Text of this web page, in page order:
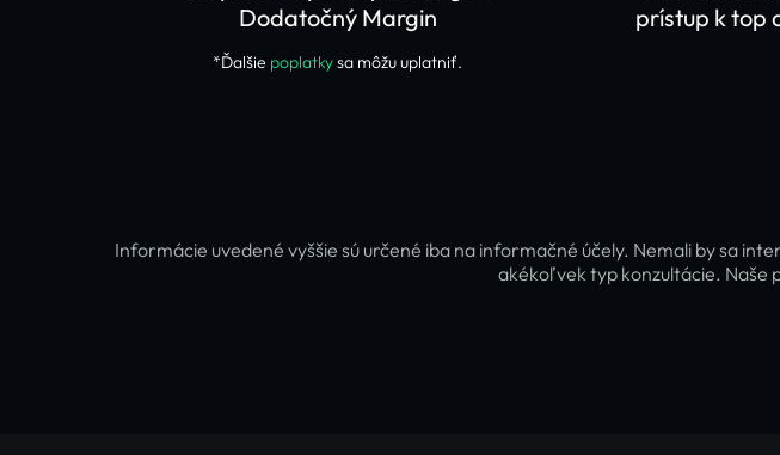
*Ďalšie poplatkysa môžu uplatniť.
Dodatočný Margin
prístup k top
Informácie uvedené vyššie sú určené iba na informačné účely. Nemali by sa
akékoľvek typ konzultácie.